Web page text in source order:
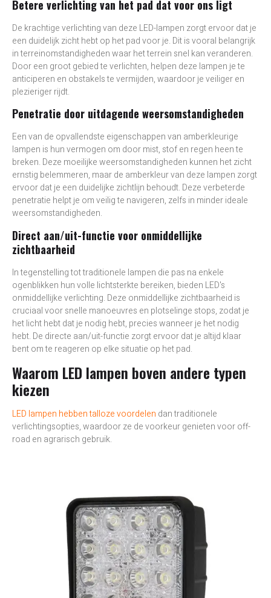
Betere verlichting van het pad dat voor ons ligt
De krachtige verlichting van deze LED-lampen zorgt ervoor dat je
een duidelijk zicht hebt op het pad voor je. Dit is vooral belangrijk
in terreinomstandigheden waar het terrein snel kan veranderen.
Door een groot gebied te verlichten, helpen deze lampen je te
anticiperen en obstakels te vermijden, waardoor je veiliger en
plezieriger rijdt.
Penetratie door uitdagende weersomstandigheden
Een van de opvallendste eigenschappen van amberkleurige
lampen is hun vermogen om door mist, stof en regen heen te
breken. Deze moeilijke weersomstandigheden kunnen het zicht
ernstig belemmeren, maar de amberkleur van deze lampen zorgt
ervoor dat je een duidelijke zichtlijn behoudt. Deze verbeterde
penetratie helpt je om veilig te navigeren, zelfs in minder ideale
weersomstandigheden.
Direct aan/uit-functie voor onmiddellijke
zichtbaarheid
In tegenstelling tot traditionele lampen die pas na enkele
ogenblikken hun volle lichtsterkte bereiken, bieden LED's
onmiddellijke verlichting. Deze onmiddellijke zichtbaarheid is
cruciaal voor snelle manoeuvres en plotselinge stops, zodat je
het licht hebt dat je nodig hebt, precies wanneer je het nodig
hebt. De directe aan/uit-functie zorgt ervoor dat je altijd klaar
bent om te reageren op elke situatie op het pad.
Waarom LED lampen boven andere typen
kiezen
LED lampen hebben talloze voordelen dan traditionele
verlichtingsopties, waardoor ze de voorkeur genieten voor off-
road en agrarisch gebruik.